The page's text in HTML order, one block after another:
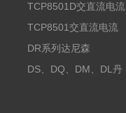
TCP8501D交直流电流
探头500A
TCP8501交直流电流
探头500A
DR系列达尼森
Danisense高精度电流
DS、DQ、DM、DL丹